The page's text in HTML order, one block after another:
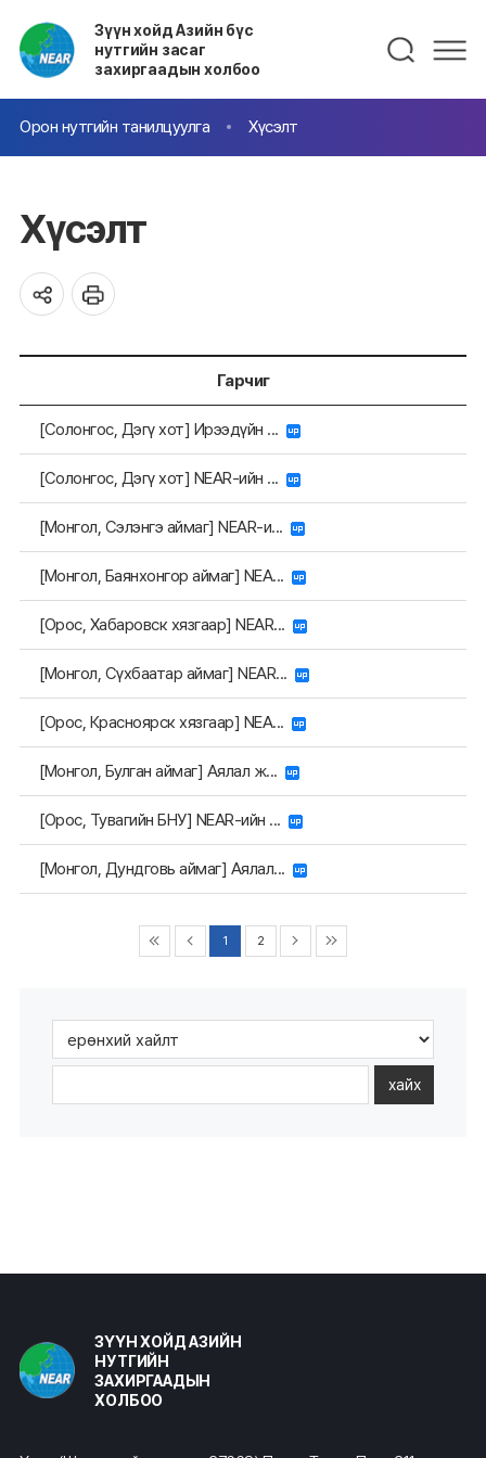
Зүүн хойд Азийн бүс
нутгийн засаг
захиргаадын холбоо
Орон нутгийн танилцуулга Хүсэлт
Хүсэлт
Гарчиг
[Солонгос, Дэгү хот] Ирээдүйн ...
[Солонгос, Дэгү хот] NEAR-ийн ...
[Монгол, Сэлэнгэ аймаг] NEAR-и...
[Монгол, Баянхонгор аймаг] NEA...
[Орос, Хабаровск хязгаар] NEAR...
[Монгол, Сүхбаатар аймаг] NEAR...
[Орос, Красноярск хязгаар] NEA...
[Монгол, Булган аймаг] Аялал ж...
[Орос, Тувагийн БНУ] NEAR-ийн ...
[Монгол, Дундговь аймаг] Аялал...
1 2
хайх
ЗҮҮН ХОЙД АЗИЙН
НУТГИЙН
ЗАХИРГААДЫН
ХОЛБОО